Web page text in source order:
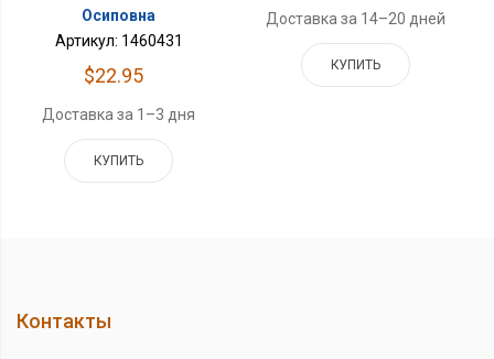
Осиповна
Артикул: 1460431
$22.95
Доставка за 1–3 дня
КУПИТЬ
Доставка за 14–20 дней
КУПИТЬ
Контакты